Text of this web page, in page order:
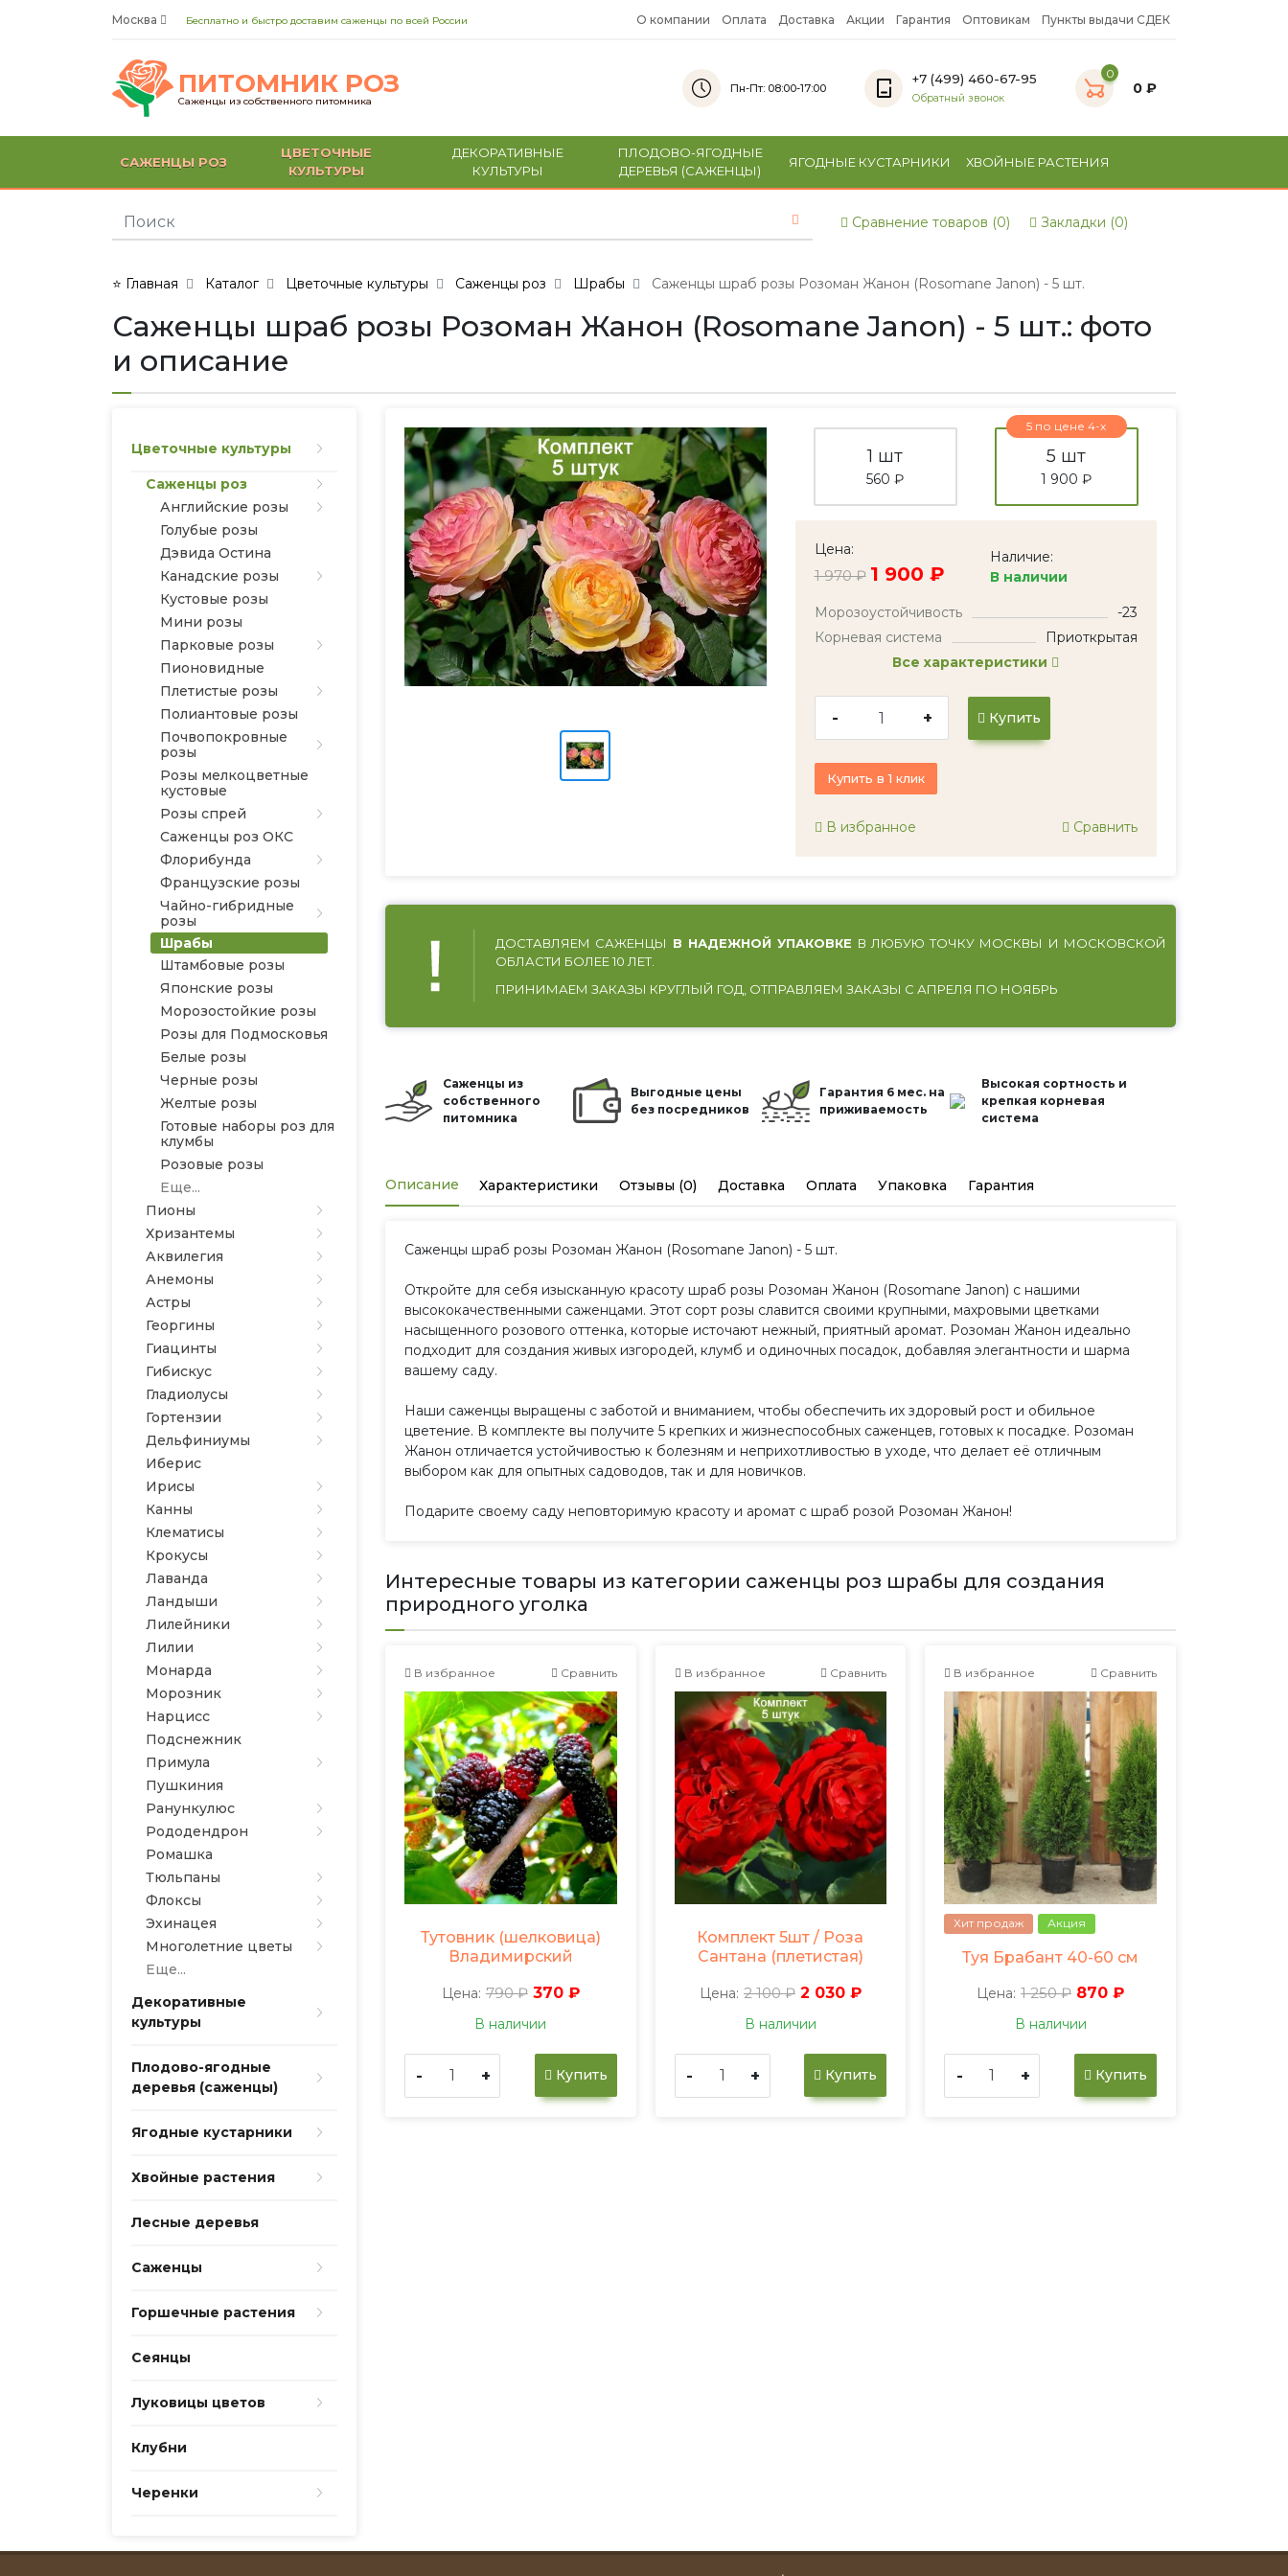
Москва Бесплатно и быстро доставим саженцы по всей России О компании Оплата Доставка Акции Гарантия Оптовикам Пункты выдачи СДЕК
ПИТОМНИК РОЗ
Саженцы из собственного питомника
Пн-Пт: 08:00-17:00
+7 (499) 460-67-95
Обратный звонок
0
0 ₽
САЖЕНЦЫ РОЗ
ЦВЕТОЧНЫЕ
КУЛЬТУРЫ
ДЕКОРАТИВНЫЕ
КУЛЬТУРЫ
ПЛОДОВО-ЯГОДНЫЕ
ДЕРЕВЬЯ (САЖЕНЦЫ)
ЯГОДНЫЕ КУСТАРНИКИ ХВОЙНЫЕ РАСТЕНИЯ
Сравнение товаров (0) Закладки (0)
⭐ Главная Каталог Цветочные культуры Саженцы роз Шрабы Саженцы шраб розы Розоман Жанон (Rosomane Janon) - 5 шт.
Саженцы шраб розы Розоман Жанон (Rosomane Janon) - 5 шт.: фото
и описание
Цветочные культуры
Саженцы роз
Английские розы
Голубые розы
Дэвида Остина
Канадские розы
Кустовые розы
Мини розы
Парковые розы
Пионовидные
Плетистые розы
Полиантовые розы
Почвопокровные
розы
Розы мелкоцветные
кустовые
Розы спрей
Саженцы роз ОКС
Флорибунда
Французские розы
Чайно-гибридные
розы
Шрабы
Штамбовые розы
Японские розы
Морозостойкие розы
Розы для Подмосковья
Белые розы
Черные розы
Желтые розы
Готовые наборы роз для
клумбы
Розовые розы
Еще...
Пионы
Хризантемы
Аквилегия
Анемоны
Астры
Георгины
Гиацинты
Гибискус
Гладиолусы
Гортензии
Дельфиниумы
Иберис
Ирисы
Канны
Клематисы
Крокусы
Лаванда
Ландыши
Лилейники
Лилии
Монарда
Морозник
Нарцисс
Подснежник
Примула
Пушкиния
Ранункулюс
Рододендрон
Ромашка
Тюльпаны
Флоксы
Эхинацея
Многолетние цветы
Еще...
Декоративные
культуры
Плодово-ягодные
деревья (саженцы)
Ягодные кустарники
Хвойные растения
Лесные деревья
Саженцы
Горшечные растения
Сеянцы
Луковицы цветов
Клубни
Черенки
1 шт
560 ₽
5 по цене 4-х
5 шт
1 900 ₽
Цена:
1 970 ₽ 1 900 ₽
Наличие:
В наличии
Морозоустойчивость
-23
Корневая система
Приоткрытая
Все характеристики
- + Купить
Купить в 1 клик
В избранное Сравнить
ДОСТАВЛЯЕМ САЖЕНЦЫ В НАДЕЖНОЙ УПАКОВКЕ В ЛЮБУЮ ТОЧКУ МОСКВЫ И МОСКОВСКОЙ
ОБЛАСТИ БОЛЕЕ 10 ЛЕТ.
ПРИНИМАЕМ ЗАКАЗЫ КРУГЛЫЙ ГОД, ОТПРАВЛЯЕМ ЗАКАЗЫ С АПРЕЛЯ ПО НОЯБРЬ
Саженцы из
собственного
питомника
Выгодные цены
без посредников
Гарантия 6 мес. на
приживаемость
Высокая сортность и
крепкая корневая
система
Описание Характеристики Отзывы (0) Доставка Оплата Упаковка Гарантия
Саженцы шраб розы Розоман Жанон (Rosomane Janon) - 5 шт.
Откройте для себя изысканную красоту шраб розы Розоман Жанон (Rosomane Janon) с нашими
высококачественными саженцами. Этот сорт розы славится своими крупными, махровыми цветками
насыщенного розового оттенка, которые источают нежный, приятный аромат. Розоман Жанон идеально
подходит для создания живых изгородей, клумб и одиночных посадок, добавляя элегантности и шарма
вашему саду.
Наши саженцы выращены с заботой и вниманием, чтобы обеспечить их здоровый рост и обильное
цветение. В комплекте вы получите 5 крепких и жизнеспособных саженцев, готовых к посадке. Розоман
Жанон отличается устойчивостью к болезням и неприхотливостью в уходе, что делает её отличным
выбором как для опытных садоводов, так и для новичков.
Подарите своему саду неповторимую красоту и аромат с шраб розой Розоман Жанон!
Интересные товары из категории саженцы роз шрабы для создания
природного уголка
В избранное Сравнить
Тутовник (шелковица)
Владимирский
Цена: 790 ₽ 370 ₽
В наличии
- + Купить
В избранное Сравнить
Комплект 5шт / Роза
Сантана (плетистая)
Цена: 2 100 ₽ 2 030 ₽
В наличии
- + Купить
В избранное Сравнить
Хит продаж Акция
Туя Брабант 40-60 см
Цена: 1 250 ₽ 870 ₽
В наличии
- + Купить